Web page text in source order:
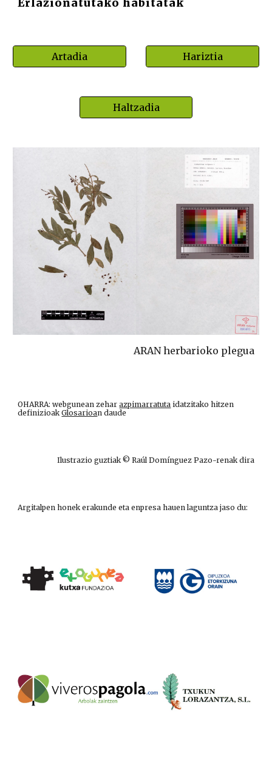
Erlazionatutako habitatak
Artadia Hariztia
Haltzadia
ARAN herbarioko plegua
OHARRA: webgunean zeharazpimarratuta idatzitako hitzen
definizioakGlosarioan daude
Ilustrazio guztiak © Raúl Domínguez Pazo-renak dira
Argitalpen honek erakunde eta enpresa hauen laguntza jaso du: